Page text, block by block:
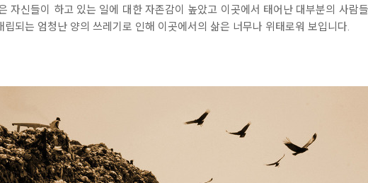
자신들이 하고 있는 일에 대한 자존감이 높았고 이곳에서 태어난 대부분의 사람
되는 엄청난 양의 쓰레기로 인해 이곳에서의 삶은 너무나 위태로워 보입니다.